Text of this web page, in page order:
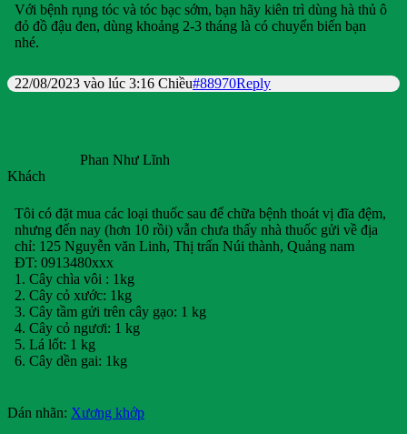
Với bệnh rụng tóc và tóc bạc sớm, bạn hãy kiên trì dùng hà thủ ô
đỏ đồ đậu đen, dùng khoảng 2-3 tháng là có chuyển biến bạn
nhé.
22/08/2023 vào lúc 3:16 Chiều#88970Reply
Phan Như Lĩnh
Khách
Tôi có đặt mua các loại thuốc sau để chữa bệnh thoát vị đĩa đệm,
nhưng đến nay (hơn 10 rồi) vẫn chưa thấy nhà thuốc gửi về địa
chỉ: 125 Nguyễn văn Linh, Thị trấn Núi thành, Quảng nam
ĐT: 0913480xxx
1. Cây chìa vôi : 1kg
2. Cây cỏ xước: 1kg
3. Cây tầm gửi trên cây gạo: 1 kg
4. Cây cỏ ngươi: 1 kg
5. Lá lốt: 1 kg
6. Cây dền gai: 1kg
Dán nhãn: Xương khớp